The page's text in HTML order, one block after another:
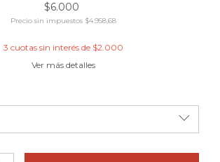
$6.000
Precio sin impuestos $4.958,68
3 cuotas sin interés de $2.000
Ver más detalles